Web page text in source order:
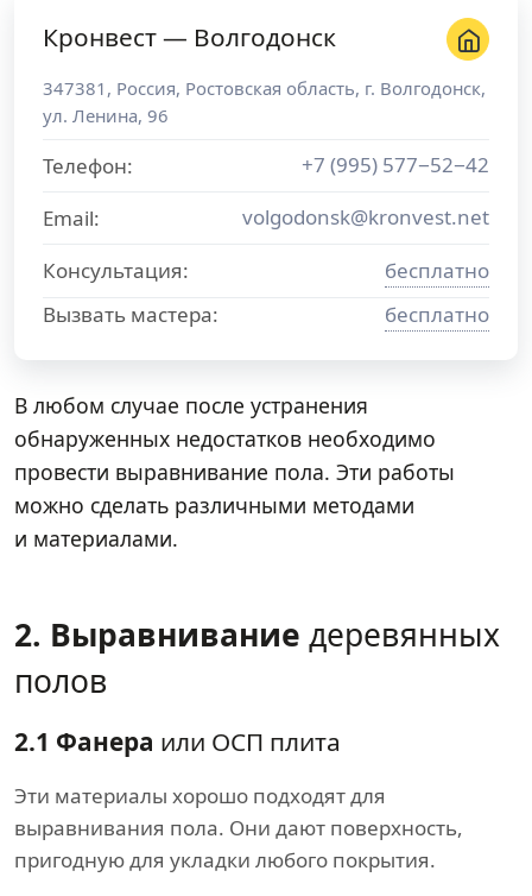
Кронвест — Волгодонск
347381 , Россия, Ростовская область, г. Волгодонск,
ул. Ленина, 96
Телефон:
+7 (995) 577−52−42
Email:
volgodonsk@kronvest.net
Консультация:
бесплатно
Вызвать мастера:
бесплатно
В любом случае после устранения
обнаруженных недостатков необходимо
провести выравнивание пола. Эти работы
можно сделать различными методами
и материалами.
2. Выравнивание деревянных
полов
2.1 Фанера или ОСП плита
Эти материалы хорошо подходят для
выравнивания пола. Они дают поверхность,
пригодную для укладки любого покрытия.